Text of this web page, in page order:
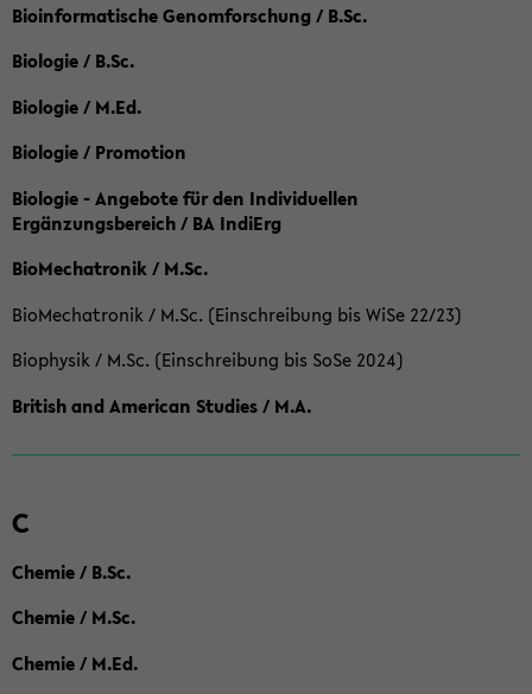
Bioinformatische Genomforschung / B.Sc.
Biologie / B.Sc.
Biologie / M.Ed.
Biologie / Promotion
Biologie - Angebote für den Individuellen
Ergänzungsbereich / BA IndiErg
BioMechatronik / M.Sc.
BioMechatronik / M.Sc. (Einschreibung bis WiSe 22/23)
Biophysik / M.Sc. (Einschreibung bis SoSe 2024)
British and American Studies / M.A.
C
Chemie / B.Sc.
Chemie / M.Sc.
Chemie / M.Ed.